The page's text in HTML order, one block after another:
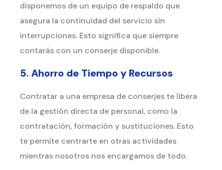
disponemos de un equipo de respaldo que
asegura la continuidad del servicio sin
interrupciones. Esto significa que siempre
contarás con un conserje disponible.
5. Ahorro de Tiempo y Recursos
Contratar a una empresa de conserjes te libera
de la gestión directa de personal, como la
contratación, formación y sustituciones. Esto
te permite centrarte en otras actividades
mientras nosotros nos encargamos de todo.